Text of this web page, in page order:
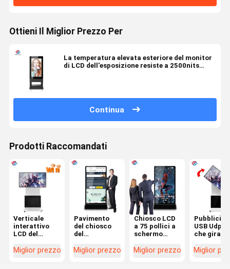
Ottieni Il Miglior Prezzo Per
La temperatura elevata esteriore del monitor
di LCD dell'esposizione resiste a 2500nits
Continua
Prodotti Raccomandati
Verticale
interattivo
LCD del
touch screen
Miglior prezzo
Pavimento
del chiosco
del
del bene
Miglior prezzo
Chiosco LCD
a 75 pollici a
schermo
dell'esposizione
Miglior prezzo
Pubblicità
USB
che gira
ilMiglior